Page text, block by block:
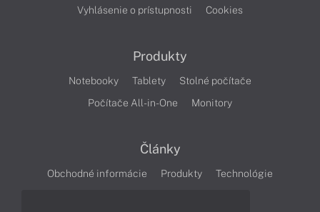
Vyhlásenie o prístupnosti
Cookies
Produkty
Notebooky Tablety
Stolné počítače
Počítače All-in-One
Monitory
Články
Obchodné informácie Produkty
Technológie